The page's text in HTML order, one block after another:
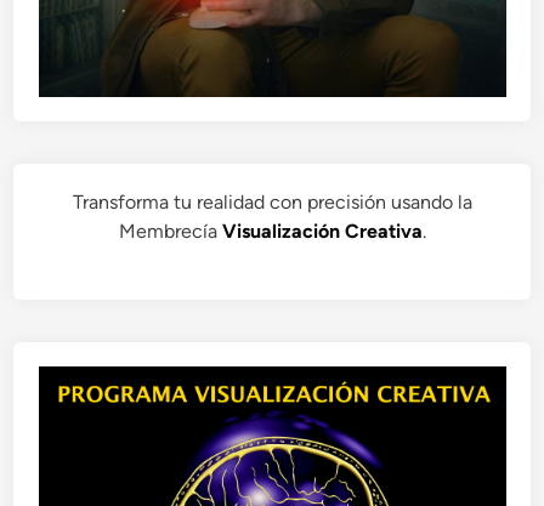
Transforma tu realidad con precisión usando la
Membrecía Visualización Creativa.